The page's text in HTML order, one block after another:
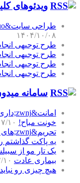
ویدئوهای
طراحی سایت&laquo;شرکت بتن میکس&raquo;
۱۴۰۴/۱۰/۰۸
طرح توجیهی
طرح توجیهی
طرح توجیهی
طرح توجیهی
سامانه
امانت&zwnj;داری
خونت مباح!
تحریم&zwnj;های داخلی
یه پاکت
یک تار مو از
بیماری عادت
هیچ چیزی رو